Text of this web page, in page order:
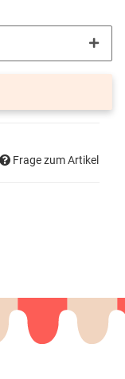
Frage zum Artikel